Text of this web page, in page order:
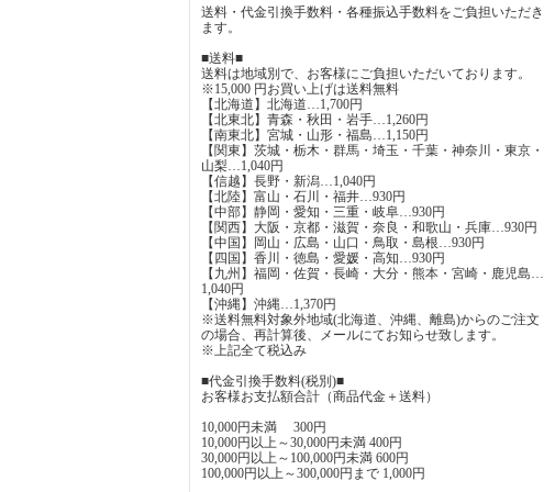
送料・代金引換手数料・各種振込手数料をご負担いただき
ます。
■送料■
送料は地域別で、お客様にご負担いただいております。
※15,000 円お買い上げは送料無料
【北海道】北海道…1,700円
【北東北】青森・秋田・岩手…1,260円
【南東北】宮城・山形・福島…1,150円
【関東】茨城・栃木・群馬・埼玉・千葉・神奈川・東京・
山梨…1,040円
【信越】長野・新潟…1,040円
【北陸】富山・石川・福井…930円
【中部】静岡・愛知・三重・岐阜…930円
【関西】大阪・京都・滋賀・奈良・和歌山・兵庫…930円
【中国】岡山・広島・山口・鳥取・島根…930円
【四国】香川・徳島・愛媛・高知…930円
【九州】福岡・佐賀・長崎・大分・熊本・宮崎・鹿児島…
1,040円
【沖縄】沖縄…1,370円
※送料無料対象外地域(北海道、沖縄、離島)からのご注文
の場合、再計算後、メールにてお知らせ致します。
※上記全て税込み
■代金引換手数料(税別)■
お客様お支払額合計（商品代金＋送料）
10,000円未満 300円
10,000円以上～30,000円未満 400円
30,000円以上～100,000円未満 600円
100,000円以上～300,000円まで 1,000円